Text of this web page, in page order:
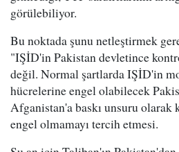
görülebiliyor.
Bu noktada şunu netleştirmek
"IŞİD'in Pakistan devletince
değil. Normal şartlarda IŞİD'in
hücrelerine engel olabilecek
Afganistan'a baskı unsuru olarak
engel olmamayı tercih etmesi.